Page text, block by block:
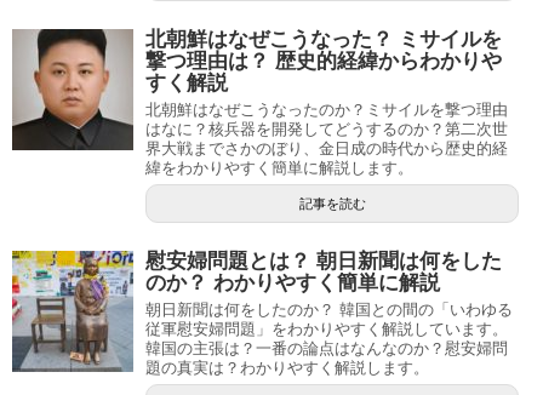
北朝鮮はなぜこうなった？ ミサイルを
撃つ理由は？ 歴史的経緯からわかりや
すく解説
北朝鮮はなぜこうなったのか？ミサイルを撃つ理由
はなに？核兵器を開発してどうするのか？第二次世
界大戦までさかのぼり、金日成の時代から歴史的経
緯をわかりやすく簡単に解説します。
記事を読む
慰安婦問題とは？ 朝日新聞は何をした
のか？ わかりやすく簡単に解説
朝日新聞は何をしたのか？ 韓国との間の「いわゆる
従軍慰安婦問題」をわかりやすく解説しています。
韓国の主張は？一番の論点はなんなのか？慰安婦問
題の真実は？わかりやすく解説します。